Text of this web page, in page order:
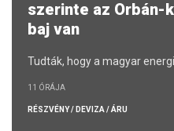
szerinte az Orbán-
baj van
Tudták, hogy a magyar
11 ÓRÁJA
RÉSZVÉNY / DEVIZA / ÁRU